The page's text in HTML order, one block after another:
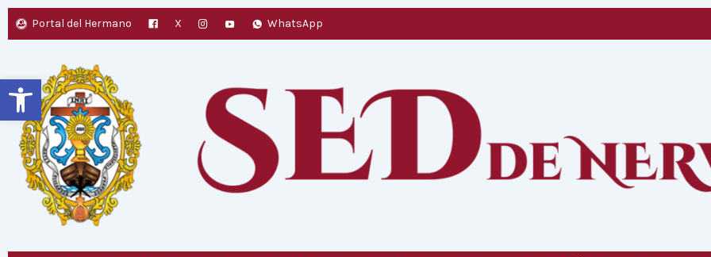
Abrir barra de herramientas
Portal del Hermano X WhatsApp